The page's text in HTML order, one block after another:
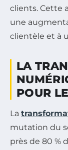
clients. Cette
une
clientèle et à
LA
POUR
La
mutation du
près de 80 %